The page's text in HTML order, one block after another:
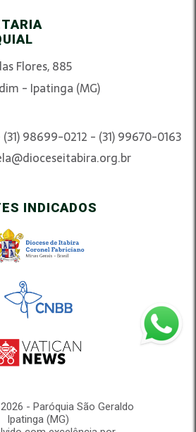
Flores, 885
- Ipatinga (MG)
(31) 98699-0212 - (31) 99670-0163
INDICADOS
- Paróquia São Geraldo
Ipatinga (MG)